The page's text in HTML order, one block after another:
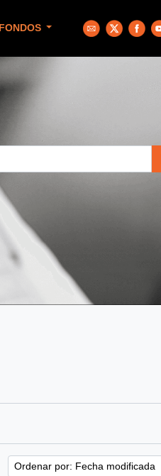
FONDOS
Ordenar por: Fecha modificada